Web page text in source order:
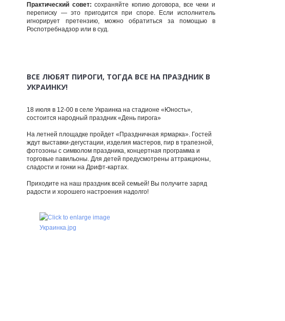
Практический совет: сохраняйте копию договора, все чеки и
переписку — это пригодится при споре. Если исполнитель
игнорирует претензию, можно обратиться за помощью в
Роспотребнадзор или в суд.
ВСЕ ЛЮБЯТ ПИРОГИ, ТОГДА ВСЕ НА ПРАЗДНИК В
УКРАИНКУ!
18 июля в 12-00 в селе Украинка на стадионе «Юность»,
состоится народный праздник «День пирога»
На летней площадке пройдет «Праздничная ярмарка». Гостей
ждут выставки-дегустации, изделия мастеров, пир в трапезной,
фотозоны с символом праздника, концертная программа и
торговые павильоны. Для детей предусмотрены аттракционы,
сладости и гонки на Дрифт-картах.
Приходите на наш праздник всей семьей! Вы получите заряд
радости и хорошего настроения надолго!